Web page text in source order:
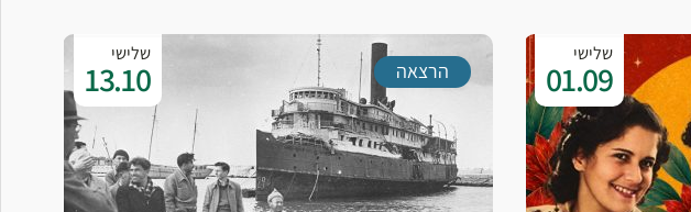
שלישי
01.09
שלישי
13.10 הרצאה